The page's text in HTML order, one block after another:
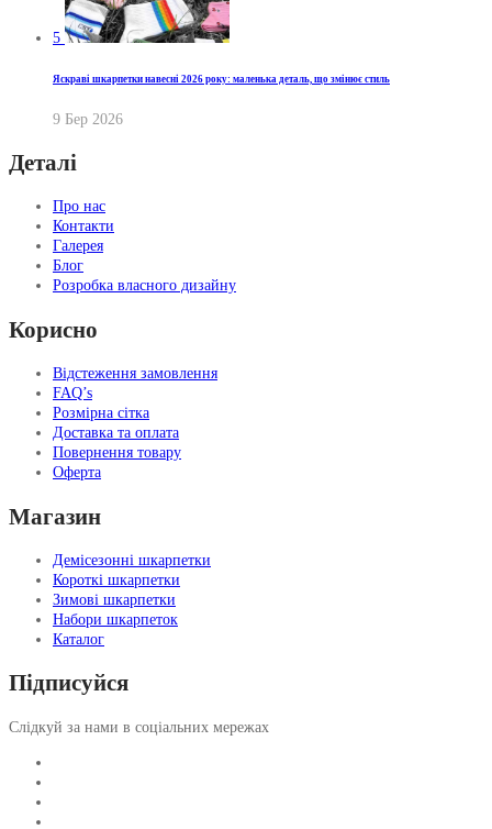
5
Яскраві шкарпетки навесні 2026 року: маленька деталь, що змінює стиль
9 Бер 2026
Деталі
Про нас
Контакти
Галерея
Блог
Розробка власного дизайну
Корисно
Відстеження замовлення
FAQ’s
Розмірна сітка
Доставка та оплата
Повернення товару
Оферта
Магазин
Демісезонні шкарпетки
Короткі шкарпетки
Зимові шкарпетки
Набори шкарпеток
Каталог
Підписуйся
Слідкуй за нами в соціальних мережах